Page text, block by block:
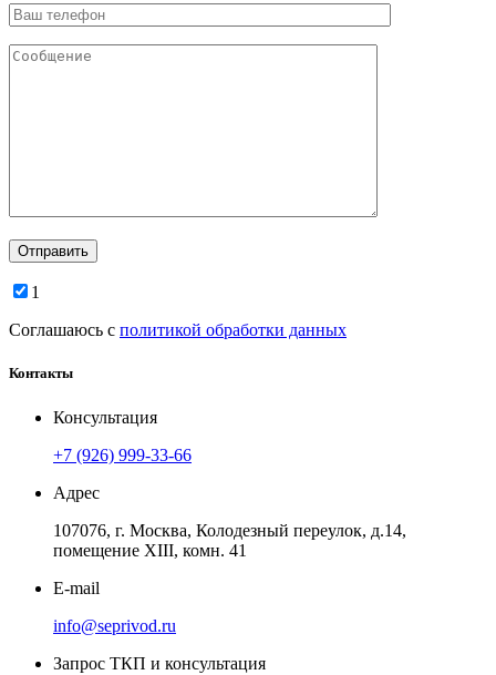
1
Соглашаюсь с политикой обработки данных
Контакты
Консультация
+7 (926) 999-33-66
Адрес
107076, г. Москва, Колодезный переулок, д.14,
помещение ХIII, комн. 41
E-mail
info@seprivod.ru
Запрос ТКП и консультация